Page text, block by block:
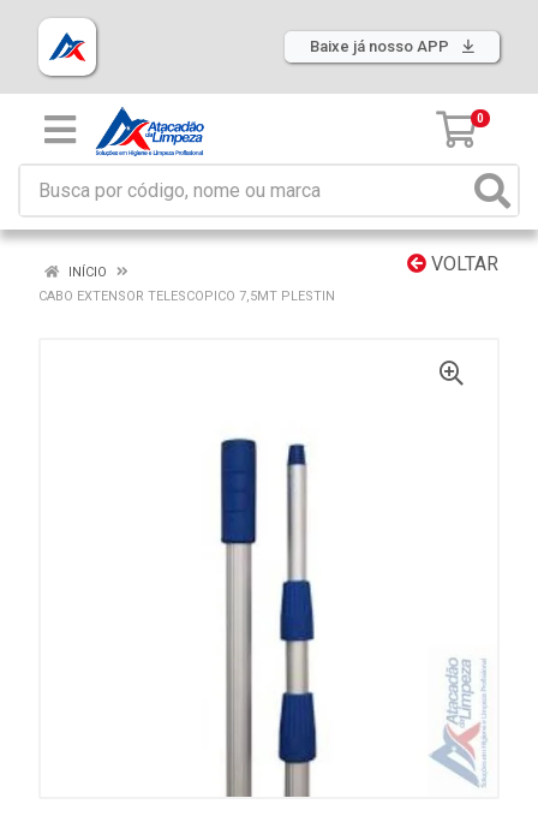
Baixe já nosso APP
0
VOLTAR
INÍCIO
CABO EXTENSOR TELESCOPICO 7,5MT PLESTIN